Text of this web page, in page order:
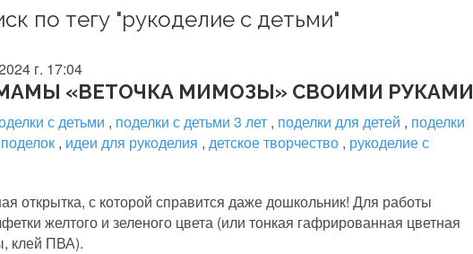
по тегу "рукоделие с детьми"
г. 17:04
«ВЕТОЧКА МИМОЗЫ» СВОИМИ РУКАМИ
с детьми , поделки с детьми 3 лет , поделки для детей , поделки
, идеи для рукоделия , детское творчество , рукоделие с
открытка, с которой справится даже дошкольник! Для работы
желтого и зеленого цвета (или тонкая гафрированная цветная
клей ПВА).